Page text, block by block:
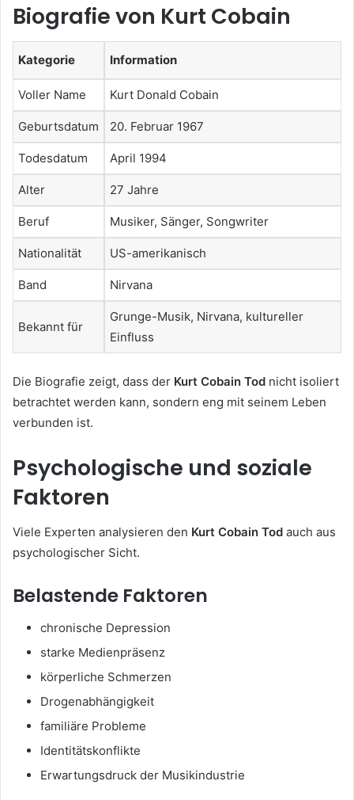
Biografie von Kurt Cobain
Kategorie Information
Voller Name Kurt Donald Cobain
Geburtsdatum 20. Februar 1967
Todesdatum April 1994
Alter 27 Jahre
Beruf Musiker, Sänger, Songwriter
Nationalität US-amerikanisch
Band Nirvana
Bekannt für
Grunge-Musik, Nirvana, kultureller
Einfluss
Die Biografie zeigt, dass der Kurt Cobain Tod nicht isoliert
betrachtet werden kann, sondern eng mit seinem Leben
verbunden ist.
Psychologische und soziale
Faktoren
Viele Experten analysieren den Kurt Cobain Tod auch aus
psychologischer Sicht.
Belastende Faktoren
chronische Depression
starke Medienpräsenz
körperliche Schmerzen
Drogenabhängigkeit
familiäre Probleme
Identitätskonflikte
Erwartungsdruck der Musikindustrie